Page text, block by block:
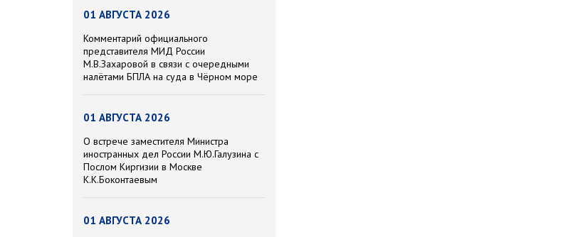
01 АВГУСТА 2026
Комментарий официального
представителя МИД России
М.В.Захаровой в связи с очередными
налётами БПЛА на суда в Чёрном море
01 АВГУСТА 2026
О встрече заместителя Министра
иностранных дел России М.Ю.Галузина с
Послом Киргизии в Москве
К.К.Боконтаевым
01 АВГУСТА 2026